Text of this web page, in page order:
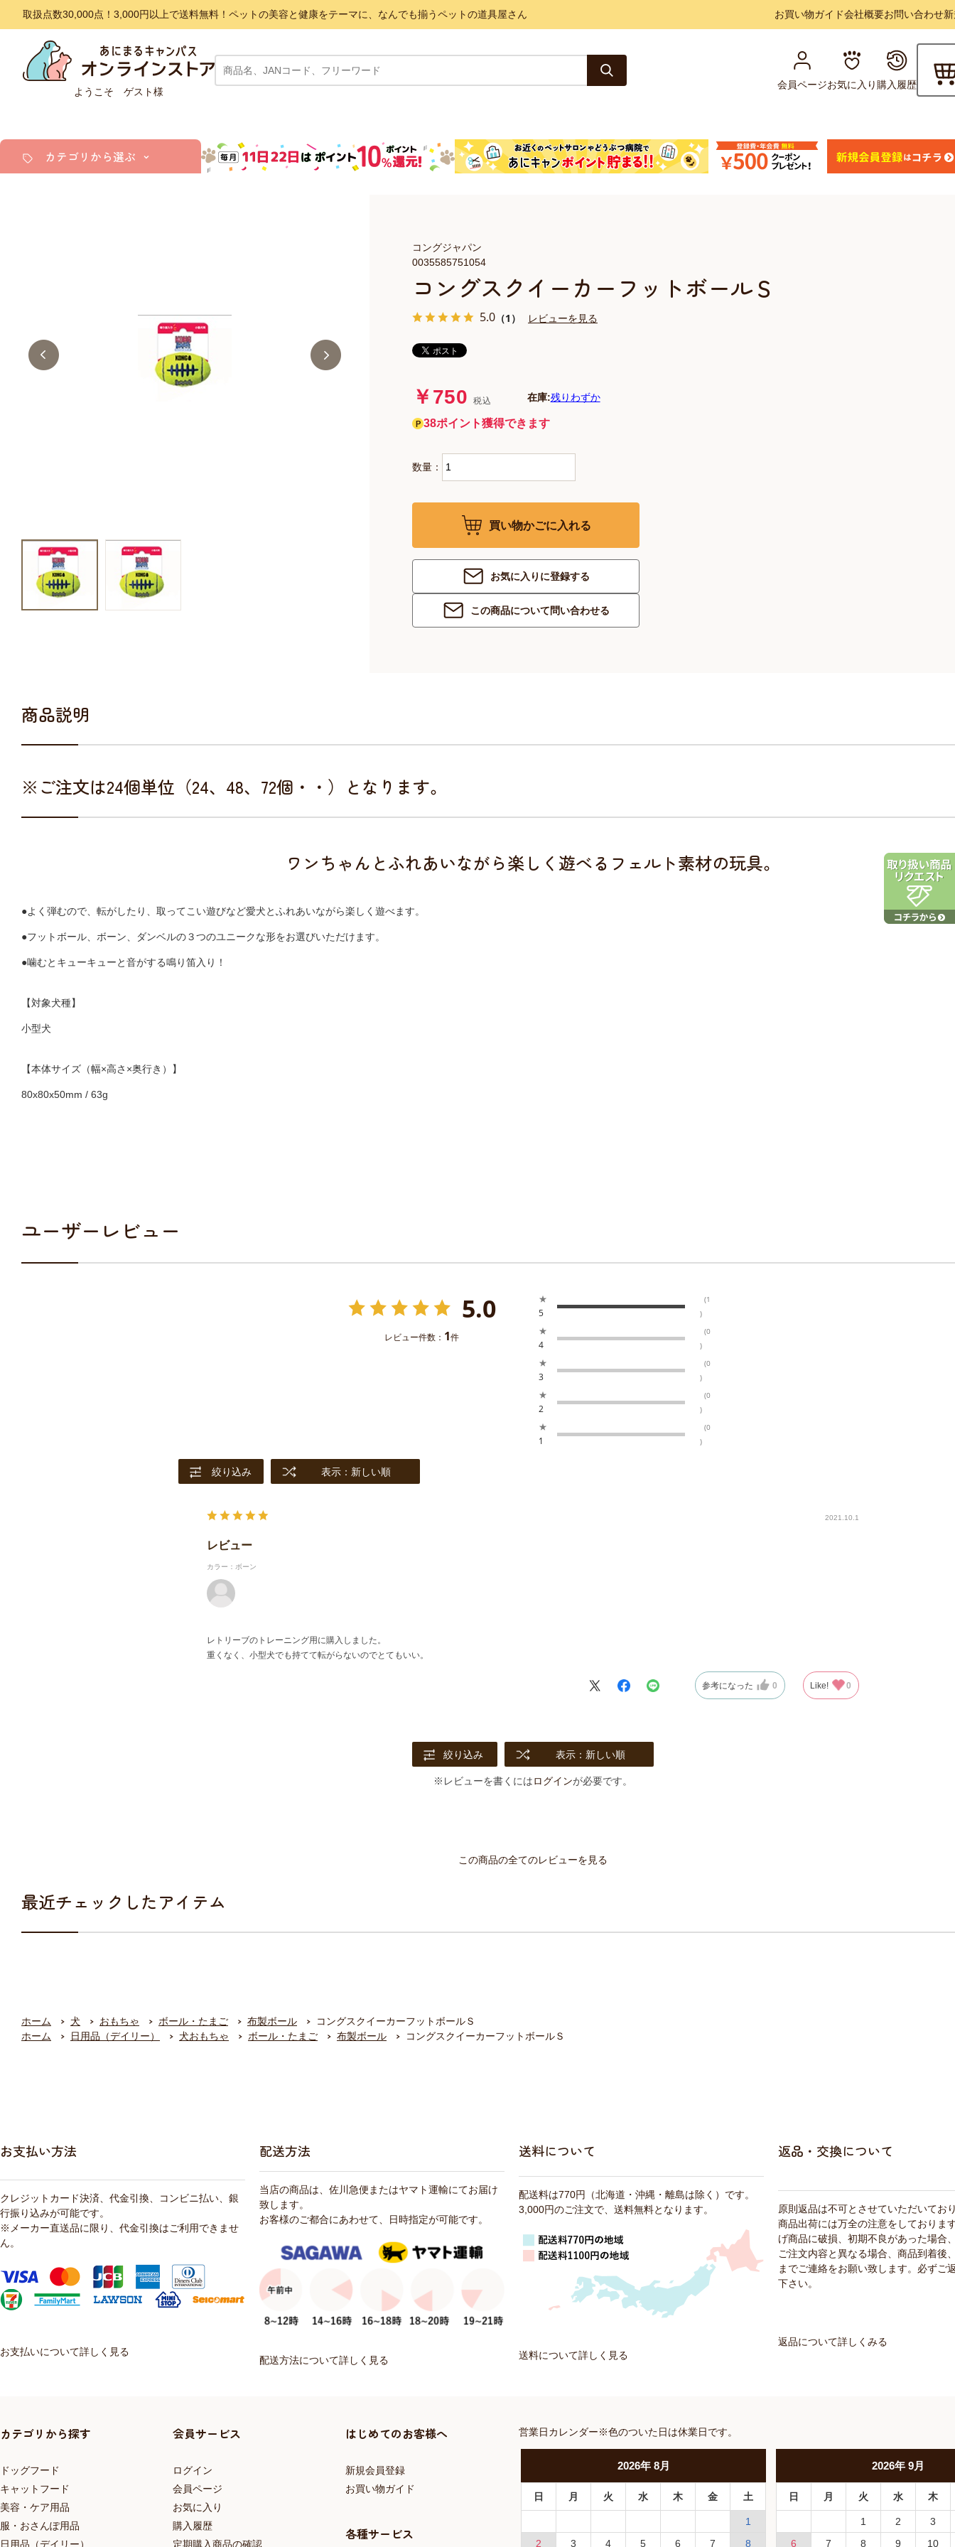
取扱点数30,000点！3,000円以上で送料無料！ペットの美容と健康をテーマに、なんでも揃うペットの道具屋さん お買い物ガイド会社概要お問い合わせ
ようこそ ゲスト様
会員ページお気に入り購入履歴
カテゴリから選ぶ
美容・ケア用品
服・おさんぽ用品
コングスクイーカーフットボールＳ
5.0 （1） レビューを見る
0035585751054
コングジャパン
￥750 税込 在庫:残りわずか
38ポイント獲得できます
数量：
買い物かごに入れる
お気に入りに登録する
この商品について問い合わせる
商品説明
※ご注文は24個単位（24、48、72個・・）となります。
ワンちゃんとふれあいながら楽しく遊べるフェルト素材の玩具。
●よく弾むので、転がしたり、取ってこい遊びなど愛犬とふれあいながら楽しく遊べます。
●フットボール、ボーン、ダンベルの３つのユニークな形をお選びいただけます。
●噛むとキューキューと音がする鳴り笛入り！
【対象犬種】
小型犬
【本体サイズ（幅×高さ×奥行き）】
80x80x50mm / 63g
ユーザーレビュー
5.0
レビュー件数： 1件
★
5
(1
)
★
4
(0
)
★
3
(0
)
★
2
(0
)
★
1
(0
)
絞り込み 表示：新しい順
2021.10.1
レビュー
カラー：ボーン
レトリーブのトレーニング用に購入しました。
重くなく、小型犬でも持てて転がらないのでとてもいい。
参考になった 0 Like! 0
絞り込み 表示：新しい順
※レビューを書くにはログインが必要です。
この商品の全てのレビューを見る
最近チェックしたアイテム
ホーム 犬 おもちゃ ボール・たまご 布製ボール
コングスクイーカーフットボールＳ
ホーム
日用品（デイリー） 犬おもちゃ ボール・たまご 布製ボール コングスクイーカーフットボールＳ
お支払い方法
クレジットカード決済、代金引換、コンビニ払い、銀
行振り込みが可能です。
※メーカー直送品に限り、代金引換はご利用できませ
ん。
お支払いについて詳しく見る
配送方法
当店の商品は、佐川急便またはヤマト運輸にてお届け
致します。
お客様のご都合にあわせて、日時指定が可能です。
配送方法について詳しく見る
送料について
配送料は770円（北海道・沖縄・離島は除く）です。
3,000円のご注文で、送料無料となります。
送料について詳しく見る
返品・交換について
原則返品は不可とさせていただいてお
商品出荷には万全の注意をしておりま
げ商品に破損、初期不良があった場合
ご注文内容と異なる場合、商品到着後
までご連絡をお願い致します。必ずご
下さい。
返品について詳しくみる
カテゴリから探す
ドッグフード
キャットフード
美容・ケア用品
服・おさんぽ用品
日用品（デイリー）
会員サービス
ログイン
会員ページ
お気に入り
購入履歴
定期購入商品の確認
はじめてのお客様へ
新規会員登録
お買い物ガイド
各種サービス
営業日カレンダー※色のついた日は休業日です。
2026年 8月
日 月 火 水 木 金 土
1
2
3 4 5 6 7 8
2026年9月
日 月 火 水 木
1 2
3
6
7 8 9 10